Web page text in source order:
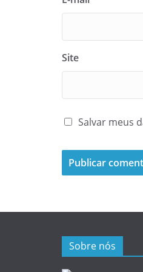
Site
Salvar meus
Sobre nós